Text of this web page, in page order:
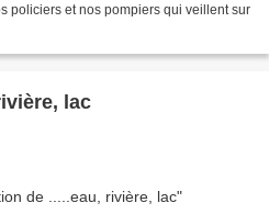
policiers et nos pompiers qui veillent sur
lac